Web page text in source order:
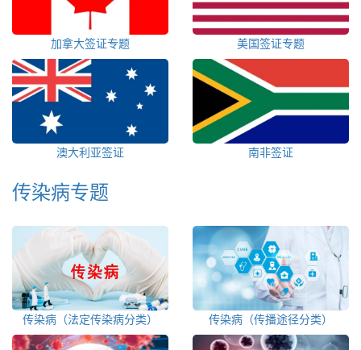
加拿大签证专题 美国签证专题
澳大利亚签证 南非签证
传染病专题
传染病（法定传染病分类） 传染病（传播途径分类）